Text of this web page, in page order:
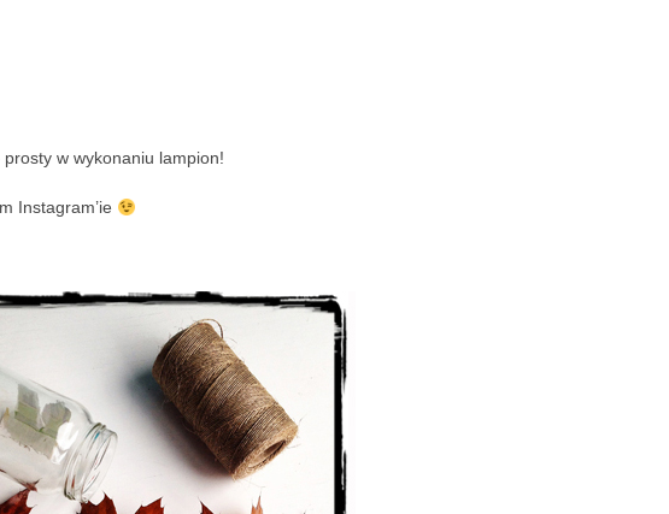
prosty w wykonaniu lampion!
Instagram’ie